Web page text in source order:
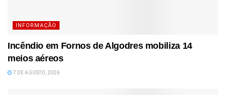
INFORMAÇÃO
Incêndio em Fornos de Algodres mobiliza 14
meios aéreos
7 DE AGOSTO, 2026